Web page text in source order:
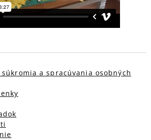
a spracúvania osobných